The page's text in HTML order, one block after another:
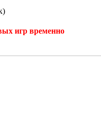
игр временно